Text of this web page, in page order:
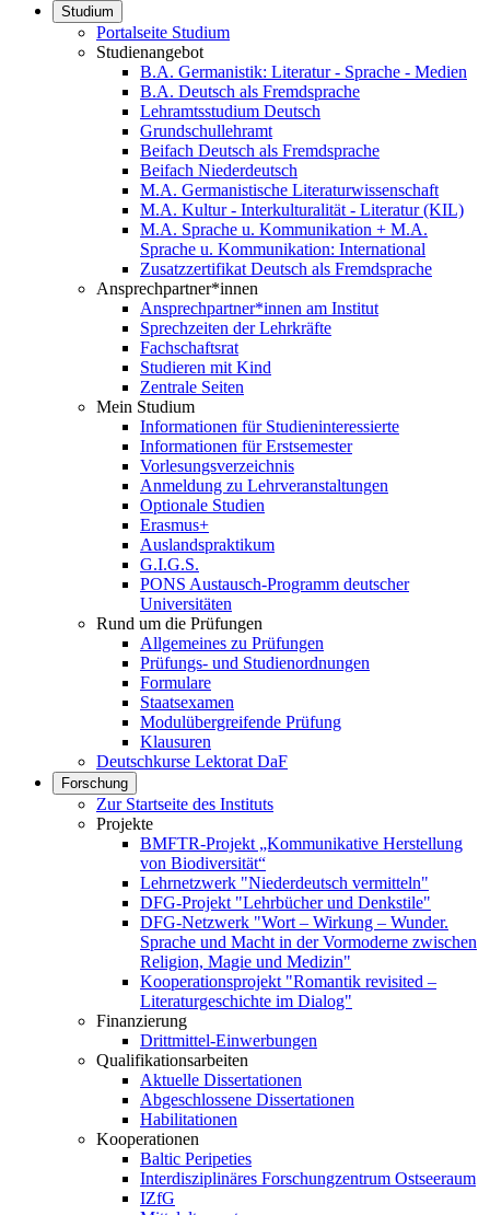
Studium
Portalseite Studium
Studienangebot
B.A. Germanistik: Literatur - Sprache - Medien
B.A. Deutsch als Fremdsprache
Lehramtsstudium Deutsch
Grundschullehramt
Beifach Deutsch als Fremdsprache
Beifach Niederdeutsch
M.A. Germanistische Literaturwissenschaft
M.A. Kultur - Interkulturalität - Literatur (KIL)
M.A. Sprache u. Kommunikation + M.A.
Sprache u. Kommunikation: International
Zusatzzertifikat Deutsch als Fremdsprache
Ansprechpartner*innen
Ansprechpartner*innen am Institut
Sprechzeiten der Lehrkräfte
Fachschaftsrat
Studieren mit Kind
Zentrale Seiten
Mein Studium
Informationen für Studieninteressierte
Informationen für Erstsemester
Vorlesungsverzeichnis
Anmeldung zu Lehrveranstaltungen
Optionale Studien
Erasmus+
Auslandspraktikum
G.I.G.S.
PONS Austausch-Programm deutscher
Universitäten
Rund um die Prüfungen
Allgemeines zu Prüfungen
Prüfungs- und Studienordnungen
Formulare
Staatsexamen
Modulübergreifende Prüfung
Klausuren
Deutschkurse Lektorat DaF
Forschung
Zur Startseite des Instituts
Projekte
BMFTR-Projekt „Kommunikative Herstellung
von Biodiversität“
Lehrnetzwerk "Niederdeutsch vermitteln"
DFG-Projekt "Lehrbücher und Denkstile"
DFG-Netzwerk "Wort – Wirkung – Wunder.
Sprache und Macht in der Vormoderne zwischen
Religion, Magie und Medizin"
Kooperationsprojekt "Romantik revisited –
Literaturgeschichte im Dialog"
Finanzierung
Drittmittel-Einwerbungen
Qualifikationsarbeiten
Aktuelle Dissertationen
Abgeschlossene Dissertationen
Habilitationen
Kooperationen
Baltic Peripeties
Interdisziplinäres Forschungzentrum Ostseeraum
IZfG